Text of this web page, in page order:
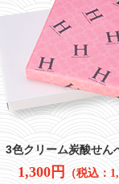
3色クリーム炭酸せん
1,300円 （税込：